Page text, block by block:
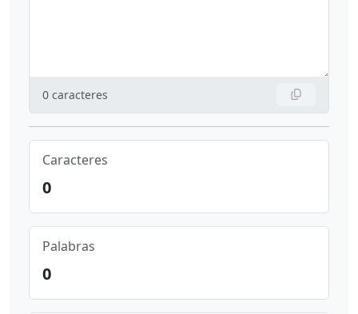
0 caracteres
Caracteres
0
Palabras
0